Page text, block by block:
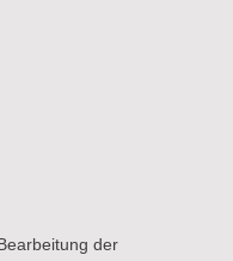
der